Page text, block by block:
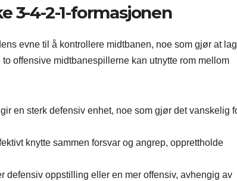
3-4-2-1-formasjonen
evne til å kontrollere midtbanen, noe som gjør at
offensive midtbanespillerne kan utnytte rom mellom
en sterk defensiv enhet, noe som gjør det vanskelig
knytte sammen forsvar og angrep, opprettholde
defensiv oppstilling eller en mer offensiv, avhengig av